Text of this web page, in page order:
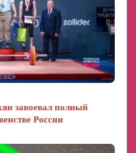
завоевал полный
России